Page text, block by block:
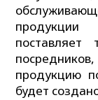
продукции
продукцию
будет